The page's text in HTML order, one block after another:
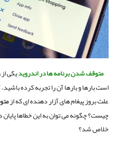
متوقفشدنبرنامههادر اندرویدیکی
است بارها و بارها آن را تجربه کرده باشید.
علت بروز پیغام های آزار دهنده ای که از
چیست؟ چگونه می توان به این خطاها پایان
خلاص شد؟